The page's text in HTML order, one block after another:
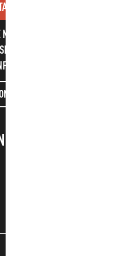
UNSEREN
UND UNSERE
LETTER